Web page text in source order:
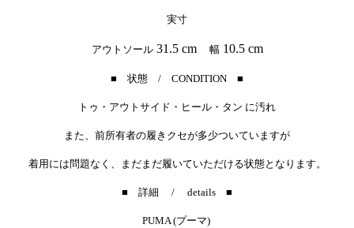
実寸
アウトソール31.5 cm 幅10.5 cm
■ 状態 / CONDITION ■
トゥ・アウトサイド・ヒール・タン に汚れ
また、前所有者の履きクセが多少ついていますが
着用には問題なく、まだまだ履いていただける状態となります。
■ 詳細 / details ■
PUMA (プーマ)